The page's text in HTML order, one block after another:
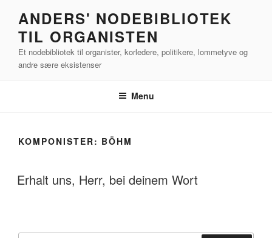
indhold
ANDERS' NODEBIBLIOTEK
TIL ORGANISTEN
Et nodebibliotek til organister, korledere, politikere, lommetyve og
andre sære eksistenser
Menu
KOMPONISTER: BÖHM
Erhalt uns, Herr, bei deinem Wort